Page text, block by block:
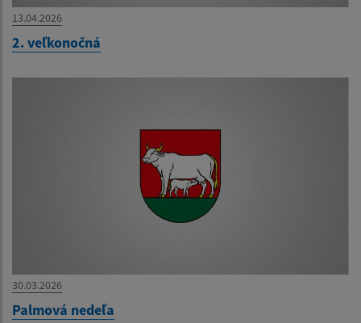
13.04.2026
2. veľkonočná
30.03.2026
Palmová nedeľa